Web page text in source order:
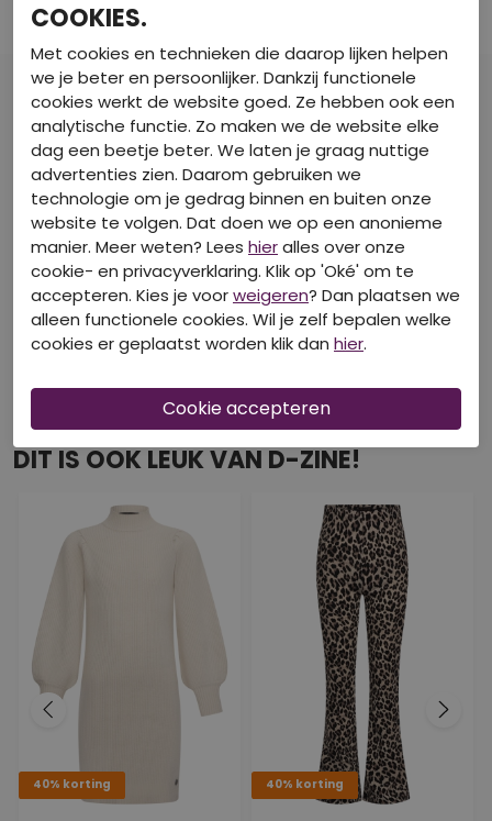
€ 29,99
DIT IS OOK LEUK VAN D-ZINE!
40% korting 40% korting
COOKIES.
Met cookies en technieken die daarop lijken helpen
we je beter en persoonlijker. Dankzij functionele
cookies werkt de website goed. Ze hebben ook een
analytische functie. Zo maken we de website elke
dag een beetje beter. We laten je graag nuttige
advertenties zien. Daarom gebruiken we
technologie om je gedrag binnen en buiten onze
website te volgen. Dat doen we op een anonieme
manier. Meer weten? Lees hieralles over onze
cookie- en privacyverklaring. Klik op 'Oké' om te
accepteren. Kies je voorweigeren? Dan plaatsen we
alleen functionele cookies. Wil je zelf bepalen welke
cookies er geplaatst worden klik dan hier.